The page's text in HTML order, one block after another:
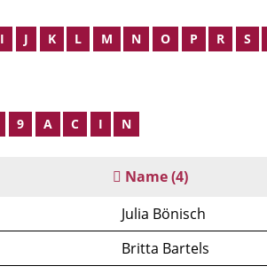
I J K L M N O P R S
9 A C I N
Name(4)
Julia Bönisch
Britta Bartels